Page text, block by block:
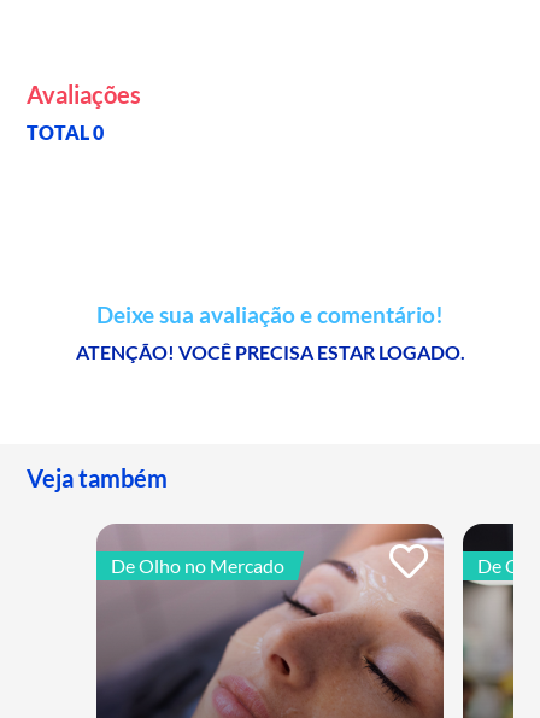
Avaliações
TOTAL 0
Deixe sua avaliação e comentário!
ATENÇÃO! VOCÊ PRECISA ESTAR LOGADO.
Veja também
De Olho no Mercado De